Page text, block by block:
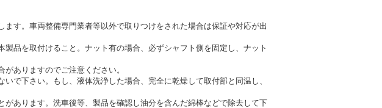
す。車両整備専門業者等以外で取りつけをされた場合は保証や対応が出
品を取付けること。ナット有の場合、必ずシャフト側を固定し、ナット
ありますのでご注意ください。
で下さい。もし、液体洗浄した場合、完全に乾燥して取付部と同温し、
あります。洗車後等、製品を確認し油分を含んだ綿棒などで除去して下